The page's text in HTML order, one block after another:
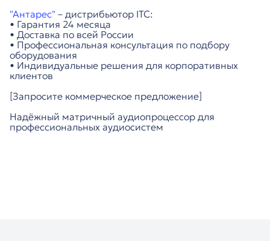
"Антарес" – дистрибьютор ITC:
• Гарантия 24 месяца
• Доставка по всей России
• Профессиональная консультация по подбору
оборудования
• Индивидуальные решения для корпоративных
клиентов
[Запросите коммерческое предложение]
Надёжный матричный аудиопроцессор для
профессиональных аудиосистем